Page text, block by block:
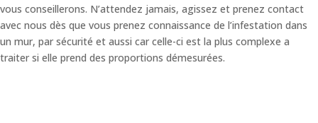
vous conseillerons. N’attendez jamais, agissez et prenez contact
avec nous dès que vous prenez connaissance de l’infestation dans
un mur, par sécurité et aussi car celle-ci est la plus complexe a
traiter si elle prend des proportions démesurées.